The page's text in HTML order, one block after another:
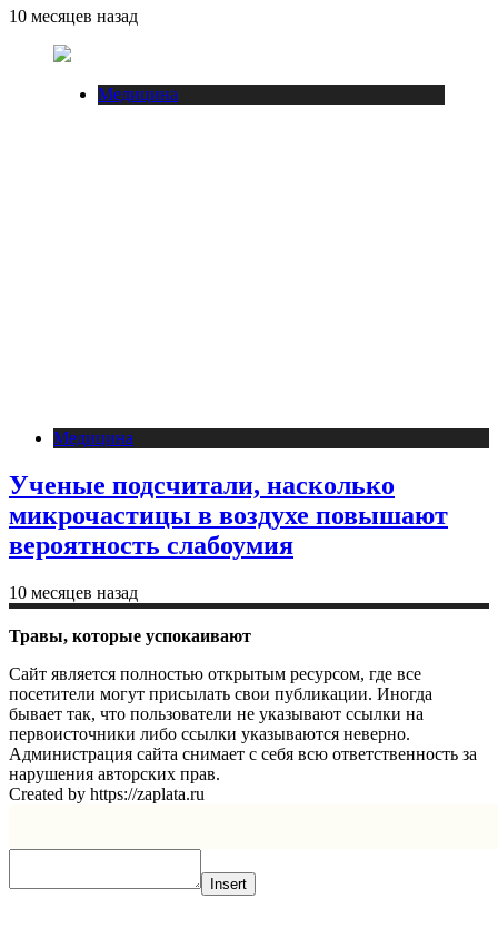
10 месяцев назад
Медицина
Медицина
Ученые подсчитали, насколько
микрочастицы в воздухе повышают
вероятность слабоумия
10 месяцев назад
Травы, которые успокаивают
Сайт является полностью открытым ресурсом, где все
посетители могут присылать свои публикации. Иногда
бывает так, что пользователи не указывают ссылки на
первоисточники либо ссылки указываются неверно.
Администрация сайта снимает с себя всю ответственность за
нарушения авторских прав.
Created by https://zaplata.ru
Insert